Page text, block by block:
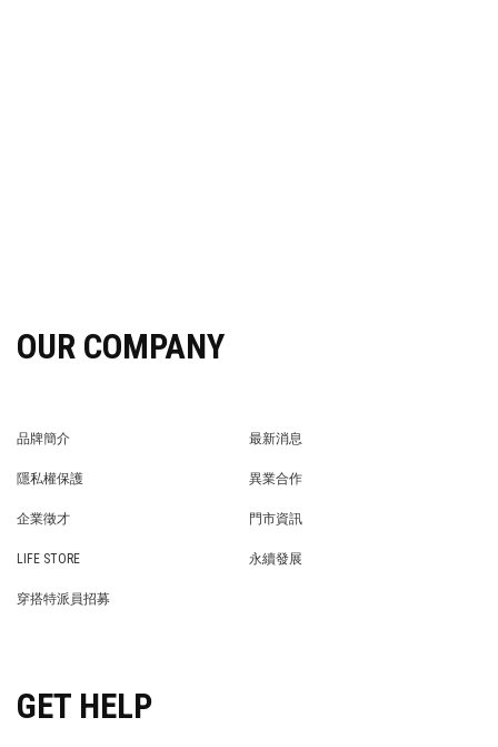
OUR COMPANY
品牌簡介
最新消息
隱私權保護
異業合作
企業徵才
門市資訊
LIFE STORE
永續發展
穿搭特派員招募
GET HELP